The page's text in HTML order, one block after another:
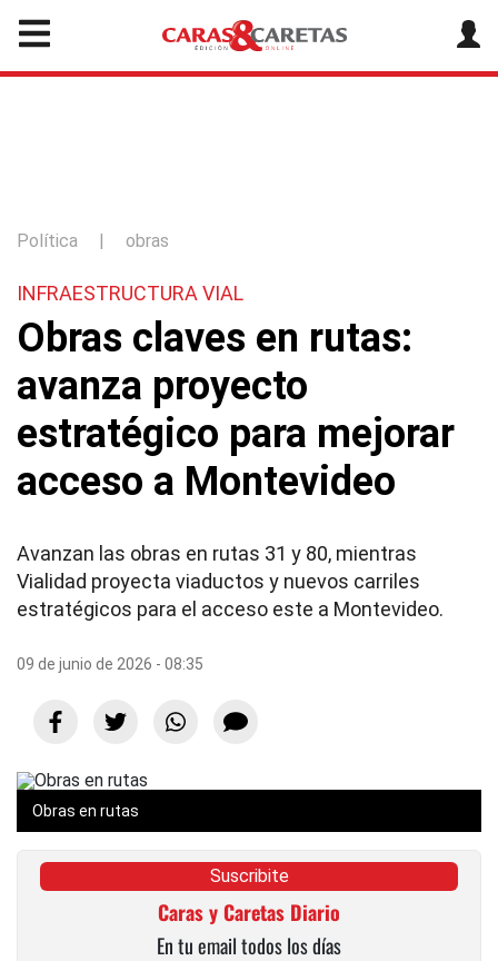
Política | obras
INFRAESTRUCTURA VIAL
Obras claves en rutas:
avanza proyecto
estratégico para mejorar
acceso a Montevideo
Avanzan las obras en rutas 31 y 80, mientras
Vialidad proyecta viaductos y nuevos carriles
estratégicos para el acceso este a Montevideo.
09 de junio de 2026 - 08:35
Obras en rutas
Suscribite
Caras y Caretas Diario
En tu email todos los días